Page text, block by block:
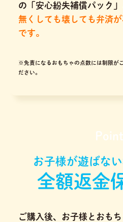
の「安心紛失補償パック
無くしても壊しても弁済
です。
※免責になるおもちゃの点数には制限が
ださい。
お子様が遊ばな
全額返金
ご購入後、お子様とおも